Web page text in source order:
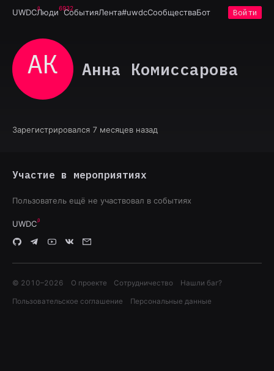
UWDCЛюди6932
СобытияЛента#uwdcСообществаБот Войти
АК Анна Комиссарова
Зарегистрировался 7 месяцев назад
Участие в мероприятиях
Пользователь ещё не участвовал в событиях
UWDC
© 2010–2026 О проекте Сотрудничество Нашли баг?
Пользовательское соглашение Персональные данные